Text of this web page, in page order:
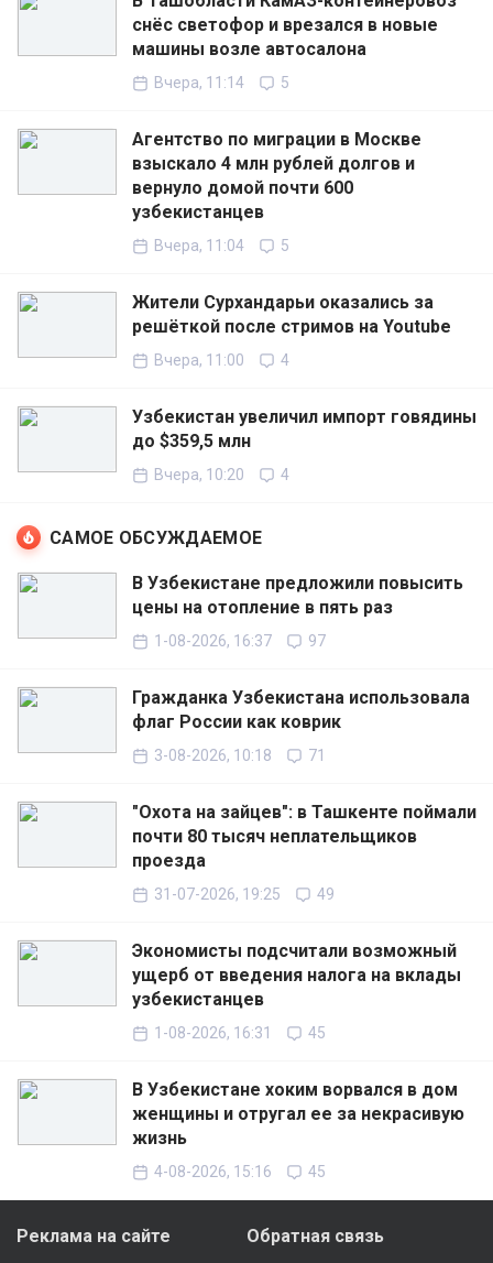
снёс светофор и врезался в новые
машины возле автосалона
Вчера, 11:14 5
Агентство по миграции в Москве
взыскало 4 млн рублей долгов и
вернуло домой почти 600
узбекистанцев
Вчера, 11:04 5
Жители Сурхандарьи оказались за
решёткой после стримов на Youtube
Вчера, 11:00 4
Узбекистан увеличил импорт говядины
до $359,5 млн
Вчера, 10:20 4
САМОЕ ОБСУЖДАЕМОЕ
В Узбекистане предложили повысить
цены на отопление в пять раз
1-08-2026, 16:37 97
Гражданка Узбекистана использовала
флаг России как коврик
3-08-2026, 10:18 71
"Охота на зайцев": в Ташкенте поймали
почти 80 тысяч неплательщиков
проезда
31-07-2026, 19:25 49
Экономисты подсчитали возможный
ущерб от введения налога на вклады
узбекистанцев
1-08-2026, 16:31 45
В Узбекистане хоким ворвался в дом
женщины и отругал ее за некрасивую
жизнь
4-08-2026, 15:16 45
Реклама на сайте
Обратная связь